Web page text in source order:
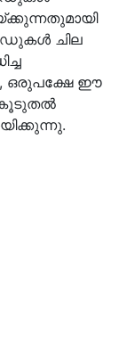
ചില
, ഒരുപക്ഷേ ഈ
കൂടുതൽ